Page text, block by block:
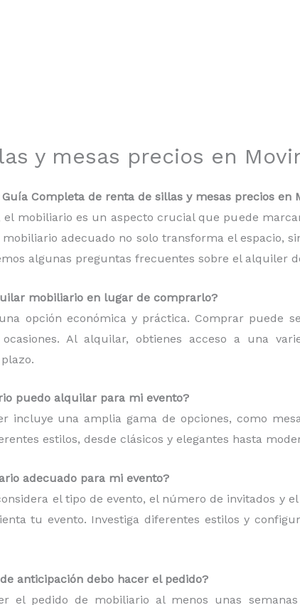
y mesas precios en
Completa de renta de sillas y mesas precios en
mobiliario es un aspecto crucial que puede
adecuado no solo transforma el espacio,
algunas preguntas frecuentes sobre el alquiler
mobiliario en lugar de comprarlo?
opción económica y práctica. Comprar puede
Al alquilar, obtienes acceso a una
puedo alquilar para mi evento?
incluye una amplia gama de opciones, como
estilos, desde clásicos y elegantes hasta
adecuado para mi evento?
el tipo de evento, el número de invitados y
tu evento. Investiga diferentes estilos y
anticipación debo hacer el pedido?
el pedido de mobiliario al menos unas